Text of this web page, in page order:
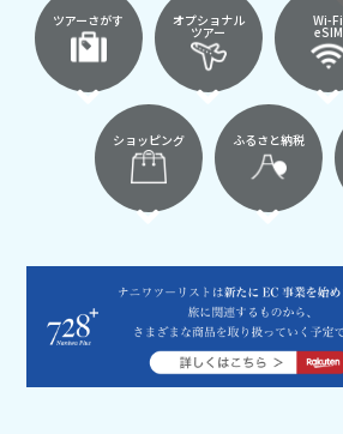
ツアーさがす オプショナル
ツアー
Wi-Fi
eSIM
ショッピング ふるさと納税